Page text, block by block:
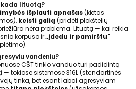
kada lituotą?
išplauti apnašas(kietas
keisti galią (pridėti plokštelių
nėra problema. Lituotą — kai reikia
korpuso ir„įdedu ir pamirštu"
vandeniu?
CŠT tinklo vanduo turi padidintą
tokiose sistemose 316L (standartinės
tinka, bet esant labai agresyviam